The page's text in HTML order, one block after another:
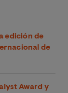
edición de
de
Award y